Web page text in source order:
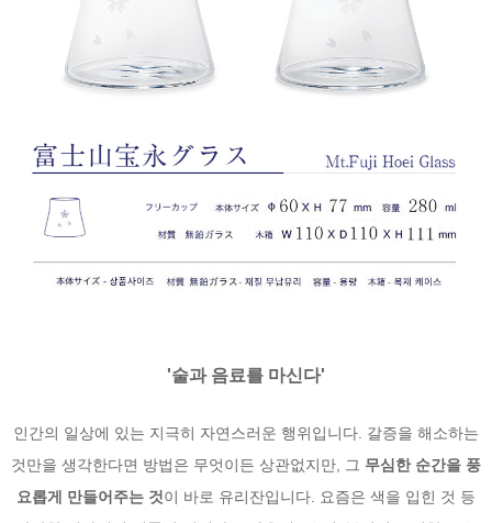
'술과 음료를 마신다'
인간의 일상에 있는 지극히 자연스러운 행위입니다. 갈증을 해소하는
것만을 생각한다면 방법은 무엇이든 상관없지만, 그 무심한 순간을 풍
요롭게 만들어주는 것이 바로 유리잔입니다. 요즘은 색을 입힌 것 등